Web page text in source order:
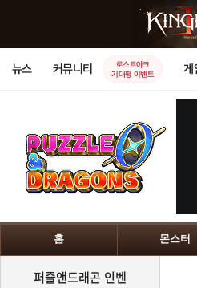
뉴스 커뮤니티
로스트아크
기대평 이벤트
게
홈 몬스터
퍼즐앤드래곤 인벤